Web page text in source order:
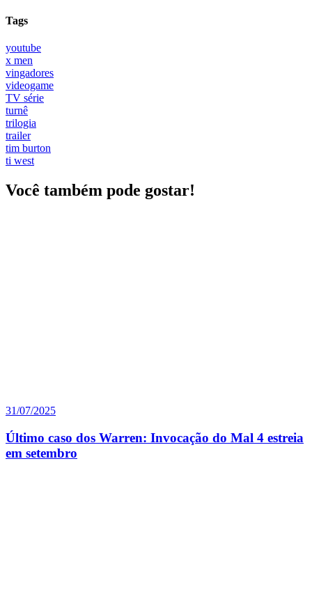
Tags
youtube
x men
vingadores
videogame
TV série
turnê
trilogia
trailer
tim burton
ti west
Você também pode gostar!
31/07/2025
Último caso dos Warren: Invocação do Mal 4 estreia
em setembro